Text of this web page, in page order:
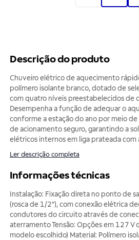
Descrição do produto
Chuveiro elétrico de aquecimento
polímero isolante branco, dotado de
com quatro níveis preestabelecidos de
Desempenha a função de adequar o
conforme a estação do ano por meio
de acionamento seguro, garantindo a
elétricos internos em liga prateada com
Ler descrição completa
Informações técnicas
Instalação: Fixação direta no ponto de
(rosca de 1/2"), com conexão elétrica
condutores do circuito através de
aterramento Tensão: Opções em 127 V
modelo escolhido) Material: Polímero